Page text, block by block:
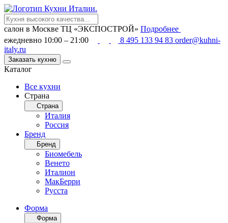
салон в Москве ТЦ «ЭКСПОСТРОЙ» Подробнее
ежедневно 10:00 – 21:00
8 495 133 94 83 order@kuhni-
italy.ru
Заказать кухню
Каталог
Все кухни
Страна
Страна
Италия
Россия
Бренд
Бренд
Биомебель
Венето
Италион
МакБерри
Русста
Форма
Форма